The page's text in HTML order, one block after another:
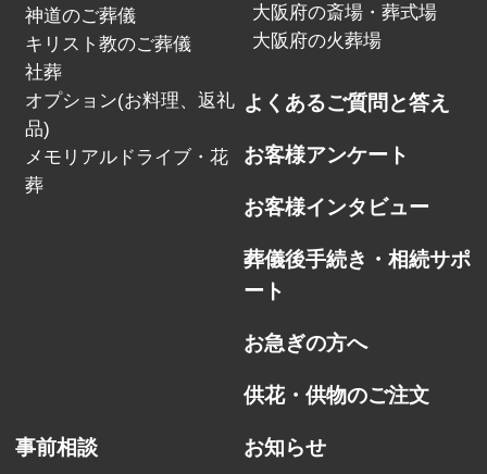
神道のご葬儀
キリスト教のご葬儀
社葬
オプション(お料理、返礼
品)
メモリアルドライブ・花
葬
大阪府の斎場・葬式場
大阪府の火葬場
よくあるご質問と答え
お客様アンケート
お客様インタビュー
葬儀後手続き・相続サポ
ート
お急ぎの方へ
供花・供物のご注文
事前相談
お知らせ